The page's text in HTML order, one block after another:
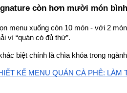
còn hơn mười món
menu xuống còn 10 món - với 2
vì “quán có đủ thứ”.
biệt chính là chìa khóa trong
KẾ MENU QUÁN CÀ PHÊ: